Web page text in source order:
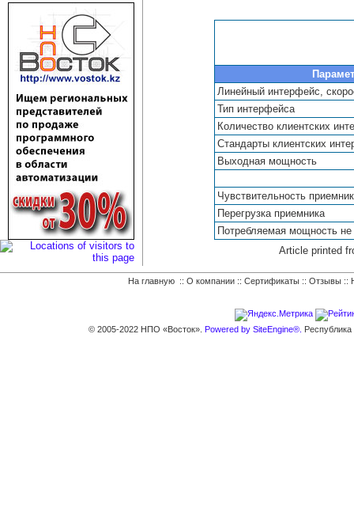
Линейный интерфейс,
Тип интерфейса
Количество клиентских
Стандарты клиентских
Выходная мощность
Чувствительность
Перегрузка приемника
Потребляемая мощность не
Article printed
На главную :: О компании :: Сертификаты :: Отзывы ::
© 2005-2022 НПО «Восток». Powered by SiteEngine®.